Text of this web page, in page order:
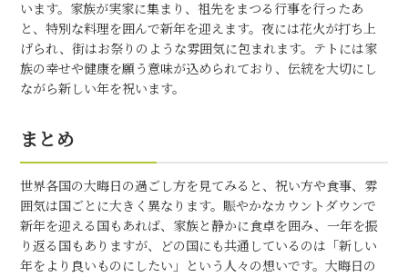
います。家族が実家に集まり、祖先をまつる行事を行ったあ
と、特別な料理を囲んで新年を迎えます。夜には花火が打ち上
げられ、街はお祭りのような雰囲気に包まれます。テトには家
族の幸せや健康を願う意味が込められており、伝統を大切にし
ながら新しい年を祝います。
まとめ
世界各国の大晦日の過ごし方を見てみると、祝い方や食事、雰
囲気は国ごとに大きく異なります。賑やかなカウントダウンで
新年を迎える国もあれば、家族と静かに食卓を囲み、一年を振
り返る国もありますが、どの国にも共通しているのは「新しい
年をより良いものにしたい」という人々の想いです。大晦日の